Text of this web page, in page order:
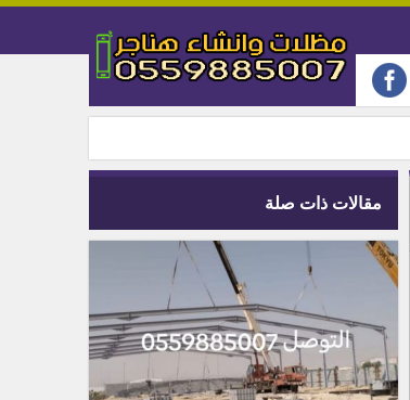
مقالات ذات صلة